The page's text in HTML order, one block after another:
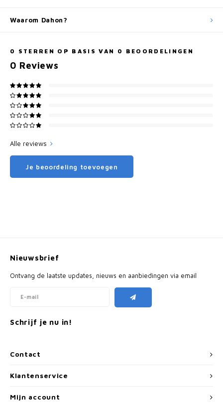
Waarom Dahon?
0 STERREN OP BASIS VAN 0 BEOORDELINGEN
0 Reviews
Alle reviews
Je beoordeling toevoegen
Contact
Nieuwsbrief
Ontvang de laatste updates, nieuws en aanbiedingen via email
Schrijf je nu in!
Klantenservice
Mijn account